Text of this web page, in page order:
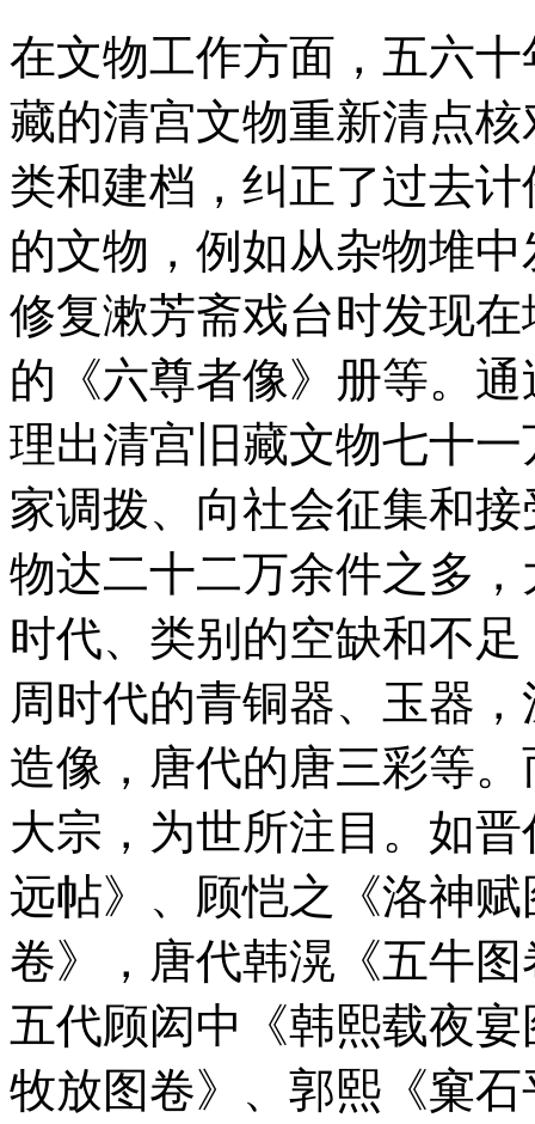
在文物工作方面，五六
藏的清宫文物重新清点
类和建档，纠正了过去
的文物，例如从杂物堆
修复漱芳斋戏台时发现
的《六尊者像》册等。
理出清宫旧藏文物七十
家调拨、向社会征集和
物达二十二万余件之多
时代、类别的空缺和不
周时代的青铜器、玉器
造像，唐代的唐三彩等
大宗，为世所注目。如
远帖》、顾恺之《洛神
卷》，唐代韩滉《五牛
五代顾闳中《韩熙载夜
牧放图卷》、郭熙《窠